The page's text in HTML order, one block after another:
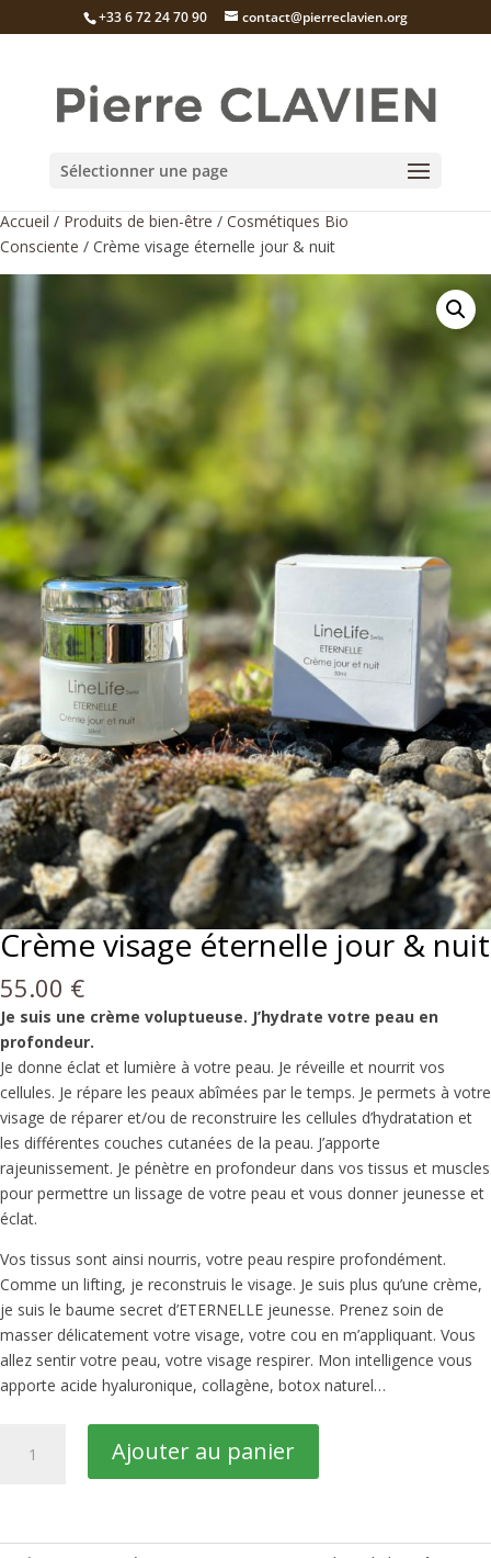
+33 6 72 24 70 90 contact@pierreclavien.org
Sélectionner une page
Accueil / Produits de bien-être / Cosmétiques Bio
Consciente / Crème visage éternelle jour & nuit
Crème visage éternelle jour & nuit
55.00 €
Je suis une crème voluptueuse. J’hydrate votre peau en
profondeur.
Je donne éclat et lumière à votre peau. Je réveille et nourrit vos
cellules. Je répare les peaux abîmées par le temps. Je permets à votre
visage de réparer et/ou de reconstruire les cellules d’hydratation et
les différentes couches cutanées de la peau. J’apporte
rajeunissement. Je pénètre en profondeur dans vos tissus et muscles
pour permettre un lissage de votre peau et vous donner jeunesse et
éclat.
Vos tissus sont ainsi nourris, votre peau respire profondément.
Comme un lifting, je reconstruis le visage. Je suis plus qu’une crème,
je suis le baume secret d’ETERNELLE jeunesse. Prenez soin de
masser délicatement votre visage, votre cou en m’appliquant. Vous
allez sentir votre peau, votre visage respirer. Mon intelligence vous
apporte acide hyaluronique, collagène, botox naturel…
Ajouter au panier